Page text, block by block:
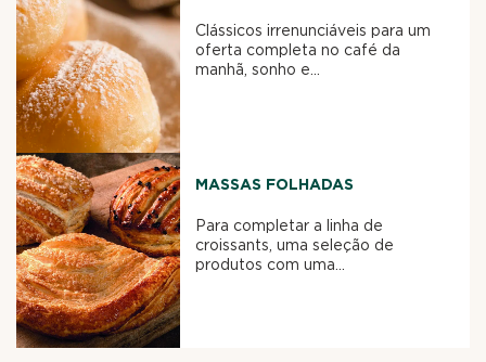
Clássicos irrenunciáveis para um
oferta completa no café da
manhã, sonho e...
MASSAS FOLHADAS
Para completar a linha de
croissants, uma seleção de
produtos com uma...